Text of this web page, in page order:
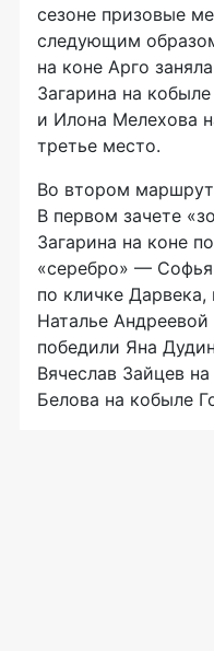
сезоне призовые
следующим
на коне Арго
Загарина на
и Илона Мелехова
третье место.
Во втором
В первом зачете
Загарина на коне
«серебро» —
по кличке Дарвека,
Наталье
победили Яна
Вячеслав Зайцев
Белова на кобыле